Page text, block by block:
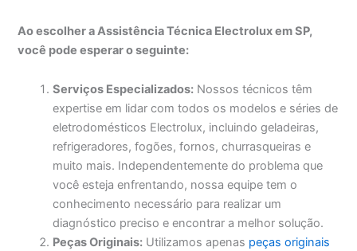
Ao escolher a Assistência Técnica Electrolux em SP,
você pode esperar o seguinte:
Serviços Especializados: Nossos técnicos têm
expertise em lidar com todos os modelos e séries de
eletrodomésticos Electrolux, incluindo geladeiras,
refrigeradores, fogões, fornos, churrasqueiras e
muito mais. Independentemente do problema que
você esteja enfrentando, nossa equipe tem o
conhecimento necessário para realizar um
diagnóstico preciso e encontrar a melhor solução.
Peças Originais: Utilizamos apenas peças originais